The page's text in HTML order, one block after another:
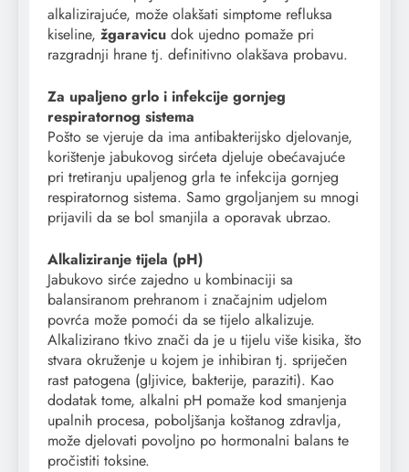
alkalizirajuće, može olakšati simptome refluksa
kiseline, žgaravicu dok ujedno pomaže pri
razgradnji hrane tj. definitivno olakšava probavu.
Za upaljeno grlo i infekcije gornjeg
respiratornog sistema
Pošto se vjeruje da ima antibakterijsko djelovanje,
korištenje jabukovog sirćeta djeluje obećavajuće
pri tretiranju upaljenog grla te infekcija gornjeg
respiratornog sistema. Samo grgoljanjem su mnogi
prijavili da se bol smanjila a oporavak ubrzao.
Alkaliziranje tijela (pH)
Jabukovo sirće zajedno u kombinaciji sa
balansiranom prehranom i značajnim udjelom
povrća može pomoći da se tijelo alkalizuje.
Alkalizirano tkivo znači da je u tijelu više kisika, što
stvara okruženje u kojem je inhibiran tj. spriječen
rast patogena (gljivice, bakterije, paraziti). Kao
dodatak tome, alkalni pH pomaže kod smanjenja
upalnih procesa, poboljšanja koštanog zdravlja,
može djelovati povoljno po hormonalni balans te
pročistiti toksine.